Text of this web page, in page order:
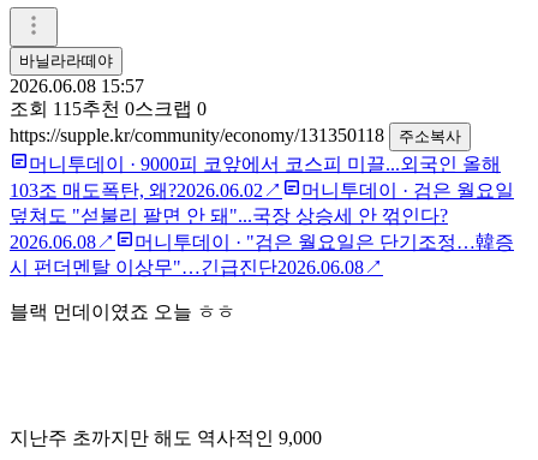
바닐라라떼야
2026.06.08 15:57
조회 115추천 0스크랩 0
https://supple.kr/community/economy/131350118
주소복사
머니투데이 · 9000피 코앞에서 코스피 미끌...외국인 올해
103조 매도폭탄, 왜?2026.06.02 ↗ 머니투데이 · 검은 월요일
덮쳐도 "섣불리 팔면 안 돼"...국장 상승세 안 꺾인다?
2026.06.08↗ 머니투데이 · "검은 월요일은 단기조정…韓증
시 펀더멘탈 이상무"…긴급진단2026.06.08↗
블랙 먼데이였죠 오늘 ㅎㅎ
지난주 초까지만 해도 역사적인 9,000